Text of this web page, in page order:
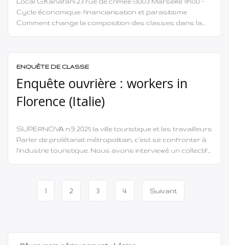
Cycle économique: financiarisation et parasitisme
Comment change la composition des classes dans la
participation contacter la rédaction:
ENQUÊTE DE CLASSE
Enquête ouvrière : workers in
Florence (Italie)
SUPERNOVA n.9 2025 la ville touristique et les travailleurs
Parler de prolétariat métropolitain, c’est se confronter à
l’industrie touristique. Nous avons interviewé un collectif
est un collectif né […]
Navigation
1 2 3 4 Suivant